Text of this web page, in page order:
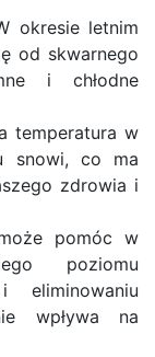
okresie letnim
od skwarnego
i chłodne
temperatura w
snowi, co ma
zdrowia i
pomóc w
poziomu
eliminowaniu
wpływa na